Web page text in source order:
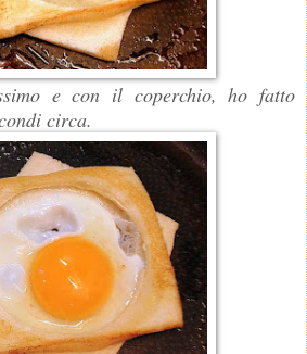
e con il coperchio, ho fatto
circa.